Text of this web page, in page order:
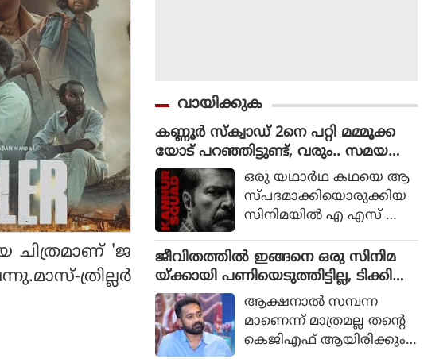
ചിത്രമാണ് 'ജ
ത്രില്ലര്‍
വായിക്കുക
കണ്ണൂർ സ്ക്വാഡ് 2നെ പറ്റി മമ്മൂക്ക
യോട് പറഞ്ഞിട്ടുണ്ട്, വരും.. സമയ
മെടുക്കും : റോണി ഡേവിഡ്
ഒരു യഥാര്‍ഥ കഥയെ ആ
സ്പദമാക്കിയൊരുക്കിയ
സിനിമയില്‍ എ എസ് ഐ
ഥാപാത്രമായാണ് മമ്മൂട്ടി
എത്തിയത്. ഒരു കുറ്റ
വാളിയെ പിടികൂടാനായി ഉ
ത്തരേന്ത്യന്‍ സംസ്ഥാനങ്ങ
ളിലേക്ക് യാത്ര തിരിക്കുന്ന
പോലീസ് സംഘത്തിന്റെ ക
ജീവിതത്തിൽ ഇങ്ങനെ ഒരു സിനിമ
യ്ക്കായി പണിയെടുത്തിട്ടില്ല, ടിക്കി
ടാക്കയെ പറ്റി ആസിഫ് അലി
ആക്ഷനാല്‍ സമ്പന്ന
മാണെന്ന് മാത്രമല്ല തന്റെ
കെജിഎഫ് ആയിരിക്കും